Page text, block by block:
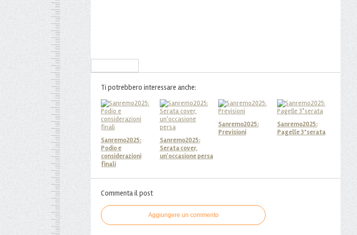
Ti potrebbero interessare anche:
Sanremo2025:
Podio e
considerazioni
finali
Sanremo2025:
Serata cover,
un'occasione persa
Sanremo2025:
Previsioni
Sanremo2025:
Pagelle 3°serata
Commenta il post
Aggiungere un commento